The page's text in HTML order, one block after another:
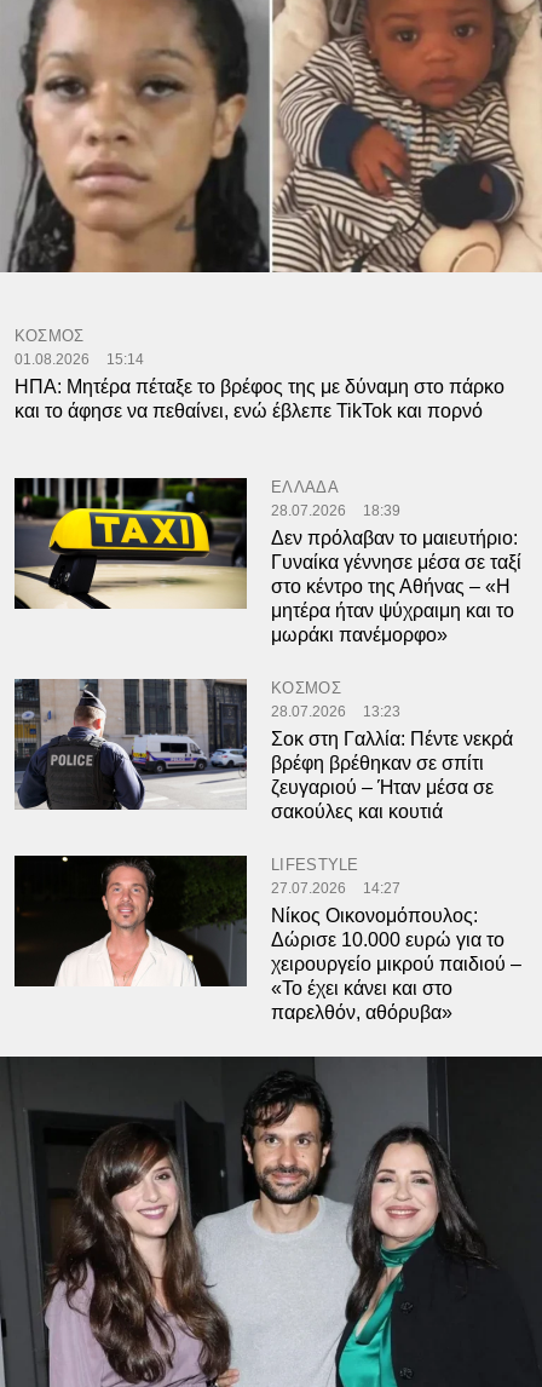
ΚΟΣΜΟΣ
01.08.2026 15:14
ΗΠΑ: Μητέρα πέταξε το βρέφος της με δύναμη στο πάρκο
και το άφησε να πεθαίνει, ενώ έβλεπε TikTok και πορνό
ΕΛΛΑΔΑ
28.07.2026 18:39
Δεν πρόλαβαν το μαιευτήριο:
Γυναίκα γέννησε μέσα σε ταξί
στο κέντρο της Αθήνας – «Η
μητέρα ήταν ψύχραιμη και το
μωράκι πανέμορφο»
ΚΟΣΜΟΣ
28.07.2026 13:23
Σοκ στη Γαλλία: Πέντε νεκρά
βρέφη βρέθηκαν σε σπίτι
ζευγαριού – Ήταν μέσα σε
σακούλες και κουτιά
LIFESTYLE
27.07.2026 14:27
Νίκος Οικονομόπουλος:
Δώρισε 10.000 ευρώ για το
χειρουργείο μικρού παιδιού –
«Το έχει κάνει και στο
παρελθόν, αθόρυβα»